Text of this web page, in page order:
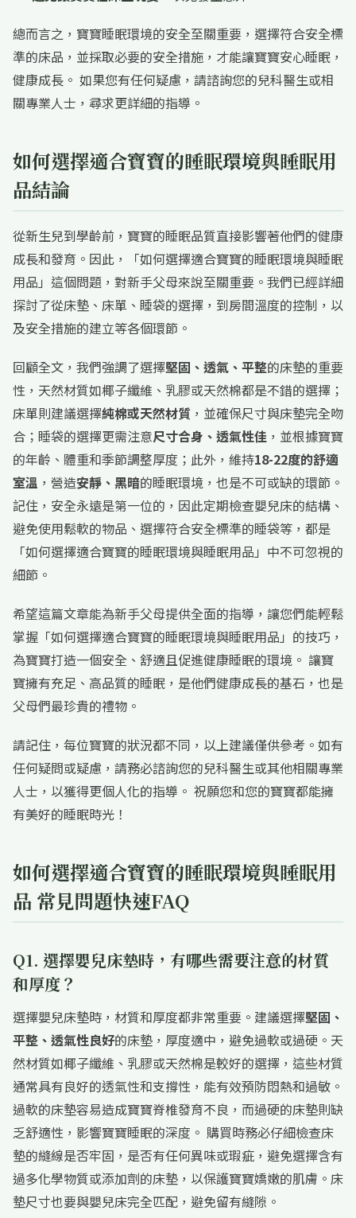
總而言之，寶寶睡眠環境的安全至關重要，選擇符合安全標
準的床品，並採取必要的安全措施，才能讓寶寶安心睡眠，
健康成長。 如果您有任何疑慮，請諮詢您的兒科醫生或相
關專業人士，尋求更詳細的指導。
如何選擇適合寶寶的睡眠環境與睡眠用
品結論
從新生兒到學齡前，寶寶的睡眠品質直接影響著他們的健康
成長和發育。因此，「如何選擇適合寶寶的睡眠環境與睡眠
用品」這個問題，對新手父母來說至關重要。我們已經詳細
探討了從床墊、床單、睡袋的選擇，到房間溫度的控制，以
及安全措施的建立等各個環節。
回顧全文，我們強調了選擇堅固、透氣、平整的床墊的重要
性，天然材質如椰子纖維、乳膠或天然棉都是不錯的選擇；
床單則建議選擇純棉或天然材質 ，並確保尺寸與床墊完全吻
合；睡袋的選擇更需注意尺寸合身、透氣性佳 ，並根據寶寶
的年齡、體重和季節調整厚度；此外，維持18-22度的舒適
室溫 ，營造安靜、黑暗的睡眠環境，也是不可或缺的環節。
記住，安全永遠是第一位的，因此定期檢查嬰兒床的結構、
避免使用鬆軟的物品、選擇符合安全標準的睡袋等，都是
「如何選擇適合寶寶的睡眠環境與睡眠用品」中不可忽視的
細節。
希望這篇文章能為新手父母提供全面的指導，讓您們能輕鬆
掌握「如何選擇適合寶寶的睡眠環境與睡眠用品」的技巧，
為寶寶打造一個安全、舒適且促進健康睡眠的環境。 讓寶
寶擁有充足、高品質的睡眠，是他們健康成長的基石，也是
父母們最珍貴的禮物。
請記住，每位寶寶的狀況都不同，以上建議僅供參考。如有
任何疑問或疑慮，請務必諮詢您的兒科醫生或其他相關專業
人士，以獲得更個人化的指導。 祝願您和您的寶寶都能擁
有美好的睡眠時光！
如何選擇適合寶寶的睡眠環境與睡眠用
品 常見問題快速FAQ
Q1. 選擇嬰兒床墊時，有哪些需要注意的材質
和厚度？
選擇嬰兒床墊時，材質和厚度都非常重要。建議選擇堅固、
平整、透氣性良好的床墊，厚度適中，避免過軟或過硬。天
然材質如椰子纖維、乳膠或天然棉是較好的選擇，這些材質
通常具有良好的透氣性和支撐性，能有效預防悶熱和過敏。
過軟的床墊容易造成寶寶脊椎發育不良，而過硬的床墊則缺
乏舒適性，影響寶寶睡眠的深度。 購買時務必仔細檢查床
墊的縫線是否牢固，是否有任何異味或瑕疵，避免選擇含有
過多化學物質或添加劑的床墊，以保護寶寶嬌嫩的肌膚。床
墊尺寸也要與嬰兒床完全匹配，避免留有縫隙。